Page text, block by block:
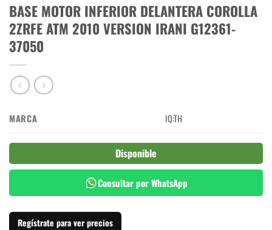
BASE MOTOR INFERIOR DELANTERA COROLLA
2ZRFE ATM 2010 VERSION IRANI G12361-
37050
MARCA IQ:TH
Disponible
Consultar por WhatsApp
Regístrate para ver precios